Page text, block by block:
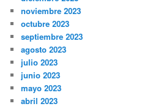
noviembre 2023
octubre 2023
septiembre 2023
agosto 2023
julio 2023
junio 2023
mayo 2023
abril 2023